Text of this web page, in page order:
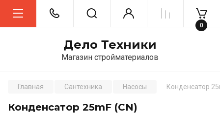
Дело Техники
Магазин стройматериалов
0
Главная Сантехника Насосы Конденсатор
Конденсатор 25mF (CN)